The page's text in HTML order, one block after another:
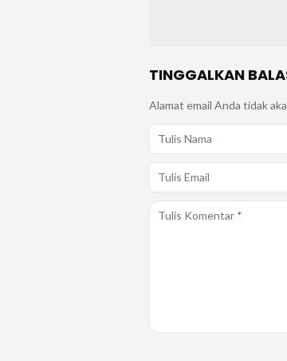
TINGGALKAN
Alamat email Anda tidak